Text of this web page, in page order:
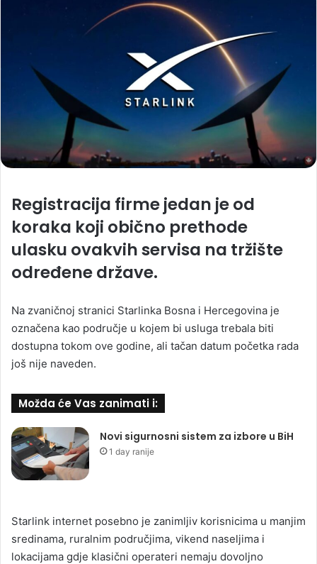
Registracija firme jedan je od
koraka koji obično prethode
ulasku ovakvih servisa na tržište
određene države.
Na zvaničnoj stranici Starlinka Bosna i Hercegovina je
označena kao područje u kojem bi usluga trebala biti
dostupna tokom ove godine, ali tačan datum početka rada
još nije naveden.
Možda će Vas zanimati i:
Novi sigurnosni sistem za izbore u BiH
1 day ranije
Starlink internet posebno je zanimljiv korisnicima u manjim
sredinama, ruralnim područjima, vikend naseljima i
lokacijama gdje klasični operateri nemaju dovoljno